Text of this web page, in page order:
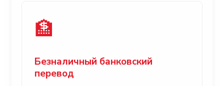
🏦
Безналичный банковский
перевод